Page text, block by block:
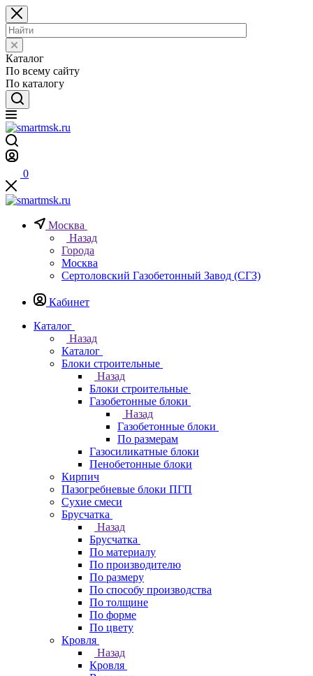
Каталог
По всему сайту
По каталогу
0
Москва
Назад
Города
Москва
Сертоловский Газобетонный Завод (СГЗ)
Кабинет
Каталог
Назад
Каталог
Блоки строительные
Назад
Блоки строительные
Газобетонные блоки
Назад
Газобетонные блоки
По размерам
Газосиликатные блоки
Пенобетонные блоки
Кирпич
Пазогребневые блоки ПГП
Сухие смеси
Брусчатка
Назад
Брусчатка
По материалу
По производителю
По размеру
По способу производства
По толщине
По форме
По цвету
Кровля
Назад
Кровля